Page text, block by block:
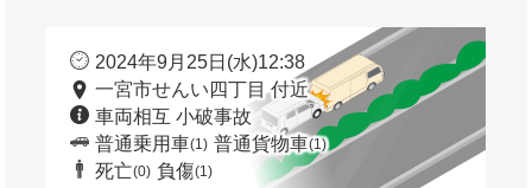
2024年9月25日(水)12:38
一宮市せんい四丁目 付近
車両相互 小破事故
普通乗用車(1) 普通貨物車(1)
死亡(0) 負傷(1)